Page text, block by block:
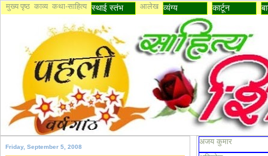
मुख्य पृष्ठ काव्य कथा-साहित्य स्थाई स्तंभ आलेख व्यंग्य कार्टून
Friday, September 5, 2008
अजय कुमार